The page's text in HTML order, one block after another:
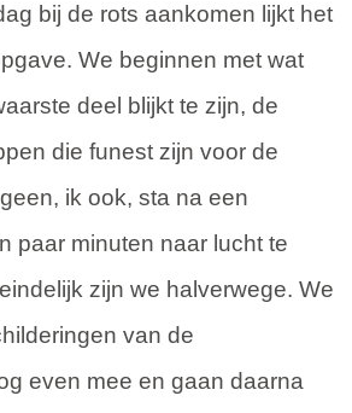
bij de rots aankomen lijkt het
We beginnen met wat
deel blijkt te zijn, de
die funest zijn voor de
ik ook, sta na een
paar minuten naar lucht te
zijn we halverwege. We
van de
even mee en gaan daarna